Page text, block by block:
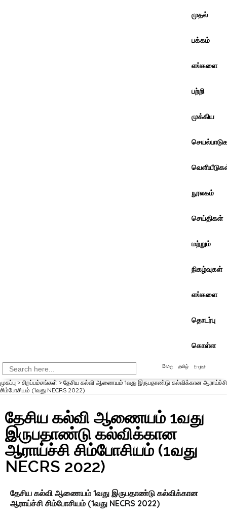
முதல்
பக்கம்
எங்களை
பற்றி
முக்கிய
நூலகம்
செய்திகள்
மற்றும்
நிகழ்வுகள்
எங்களை
தொடர்பு
கொள்ள
Search
for:
සිංහල தமிழ் English
முகப்பு > சிறப்பம்சங்கள் > தேசிய கல்வி ஆணையம் 1வது இருபதாண்டு கல்விக்கான ஆராய்ச்சி
சிம்போசியம் (1வது NECRS 2022)
தேசிய கல்வி ஆணையம் 1வது
இருபதாண்டு கல்விக்கான
ஆராய்ச்சி சிம்போசியம் (1வது
NECRS 2022)
தேசிய கல்வி ஆணையம் 1வது இருபதாண்டு கல்விக்கான
ஆராய்ச்சி சிம்போசியம் (1வது NECRS 2022)